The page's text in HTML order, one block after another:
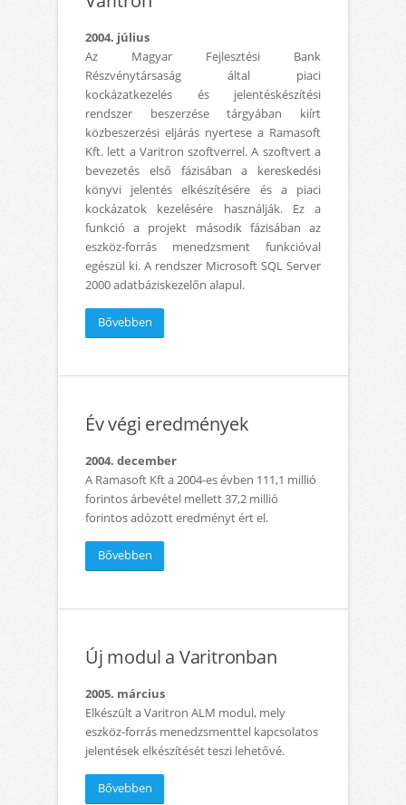
2004. július
Az Magyar Fejlesztési Bank
Részvénytársaság által piaci
kockázatkezelés és jelentéskészítési
rendszer beszerzése tárgyában kiírt
közbeszerzési eljárás nyertese a Ramasoft
Kft. lett a Varitron szoftverrel. A szoftvert a
bevezetés első fázisában a kereskedési
könyvi jelentés elkészítésére és a piaci
kockázatok kezelésére használják. Ez a
funkció a projekt második fázisában az
eszköz-forrás menedzsment funkcióval
egészül ki. A rendszer Microsoft SQL Server
2000 adatbáziskezelőn alapul.
Bővebben
Év végi eredmények
2004. december
A Ramasoft Kft a 2004-es évben 111,1 millió
forintos árbevétel mellett 37,2 millió
forintos adózott eredményt ért el.
Bővebben
Új modul a Varitronban
2005. március
Elkészült a Varitron ALM modul, mely
eszköz-forrás menedzsmenttel kapcsolatos
jelentések elkészítését teszi lehetővé.
Bővebben